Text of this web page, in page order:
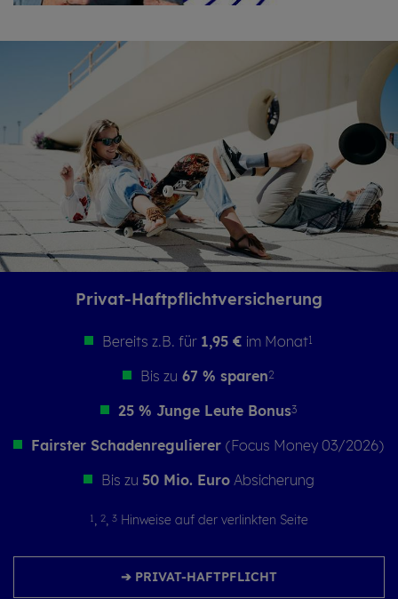
Privat-Haft­pflichtversicherung
Bereits z.B. für 1,95 € im Monat1
Bis zu 67 % sparen2
25 % Junge Leute Bonus3
Fairster Schadenregulierer(Focus Money 03/2026)
Bis zu 50 Mio. EuroAbsicherung
1, 2, 3Hinweise auf der verlinkten Seite
➔ PRIVAT-HAFTPFLICHT